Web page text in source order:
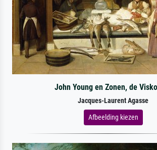
John Young en Zonen, de
Jacques-Laurent Agasse
Afbeelding kiezen